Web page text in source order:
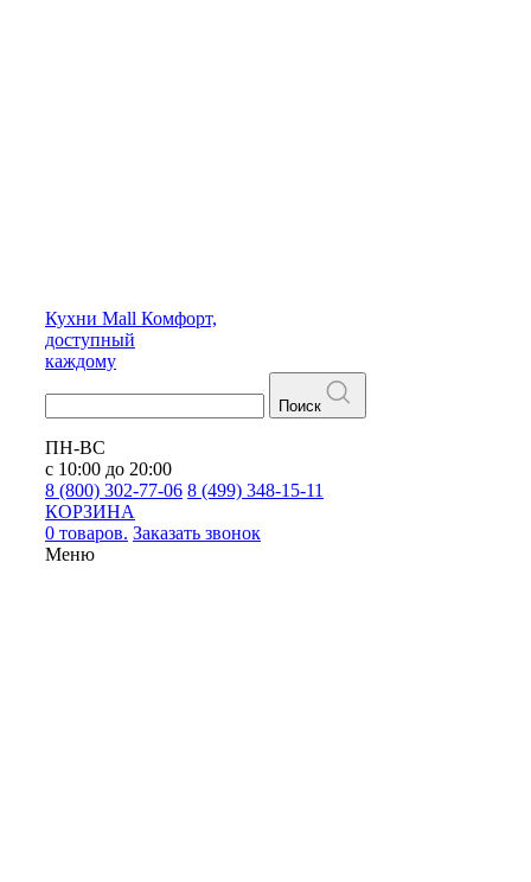
Кухни Mall Комфорт,
доступный
каждому
Поиск
ПН-ВС
с 10:00 до 20:00
8 (800) 302-77-06 8 (499) 348-15-11
КОРЗИНА
0 товаров. Заказать звонок
Меню